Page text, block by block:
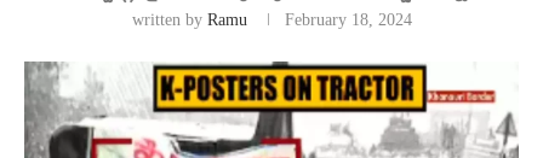
written by Ramu February 18, 2024